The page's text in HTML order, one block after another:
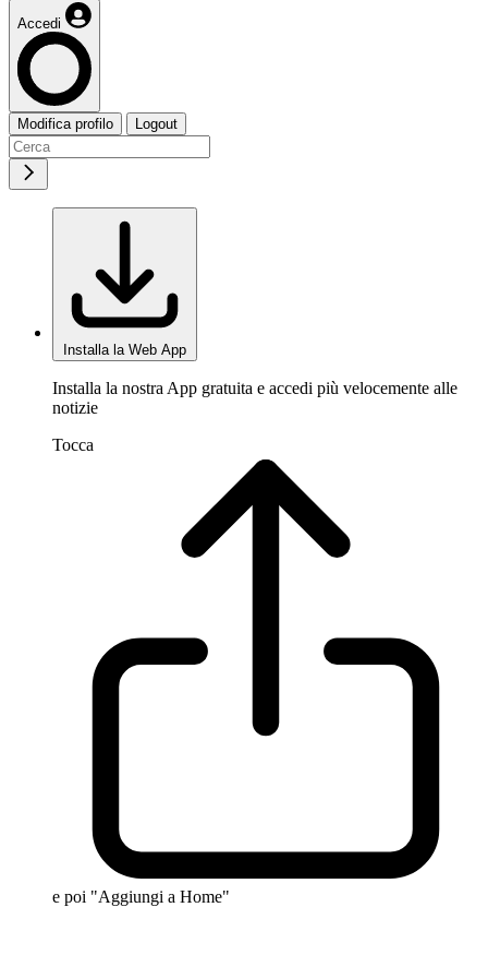
Accedi
Modifica profilo Logout
Installa la Web App
Installa la nostra App gratuita e accedi più velocemente alle
notizie
Tocca
e poi "Aggiungi a Home"